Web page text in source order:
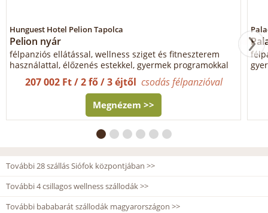
Hunguest Hotel Pelion Tapolca
Pelion nyár
félpanziós ellátással, wellness sziget és fitneszterem
használattal, élőzenés estekkel, gyermek programokkal
207 002 Ft / 2 fő / 3 éjtől csodás félpanzióval
Megnézem >>
További 28 szállás Siófok központjában >>
További 4 csillagos wellness szállodák >>
További bababarát szállodák magyarországon >>